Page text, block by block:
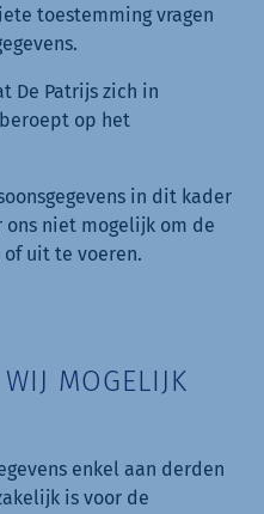
toestemming vragen
De Patrijs zich in
op het
in dit kader
niet mogelijk om de
uit te voeren.
MOGELIJK
enkel aan derden
is voor de